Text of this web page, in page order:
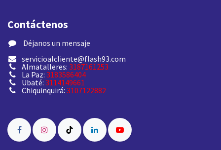
Contáctenos
​ Déjanos un mensaje
servicioalcliente@flash93.com
Almatalleres: 3187161253
La Paz: 3183586404
Ubaté: 3114149661
Chiquinquirá: 3107122882